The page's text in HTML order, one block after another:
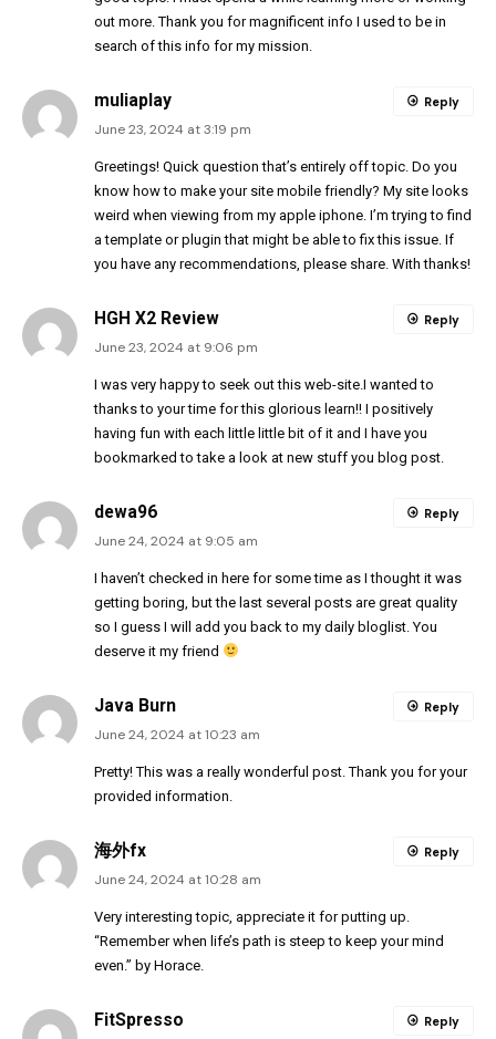
out more. Thank you for magnificent info I used to be in
search of this info for my mission.
muliaplay
June 23, 2024 at 3:19 pm
Greetings! Quick question that’s entirely off topic. Do you
know how to make your site mobile friendly? My site looks
weird when viewing from my apple iphone. I’m trying to find
a template or plugin that might be able to fix this issue. If
you have any recommendations, please share. With thanks!
Reply
HGH X2 Review
June 23, 2024 at 9:06 pm
I was very happy to seek out this web-site.I wanted to
thanks to your time for this glorious learn!! I positively
having fun with each little little bit of it and I have you
bookmarked to take a look at new stuff you blog post.
Reply
dewa96
June 24, 2024 at 9:05 am
I haven’t checked in here for some time as I thought it was
getting boring, but the last several posts are great quality
so I guess I will add you back to my daily bloglist. You
deserve it my friend
Reply
Java Burn
June 24, 2024 at 10:23 am
Pretty! This was a really wonderful post. Thank you for your
provided information.
Reply
海外fx
June 24, 2024 at 10:28 am
Very interesting topic, appreciate it for putting up.
“Remember when life’s path is steep to keep your mind
even.” by Horace.
Reply
FitSpresso Reply